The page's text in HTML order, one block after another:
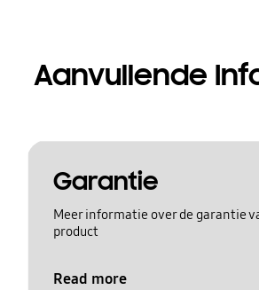
Aanvullende
Garantie
Meer informatie over de garantie
product
Read more